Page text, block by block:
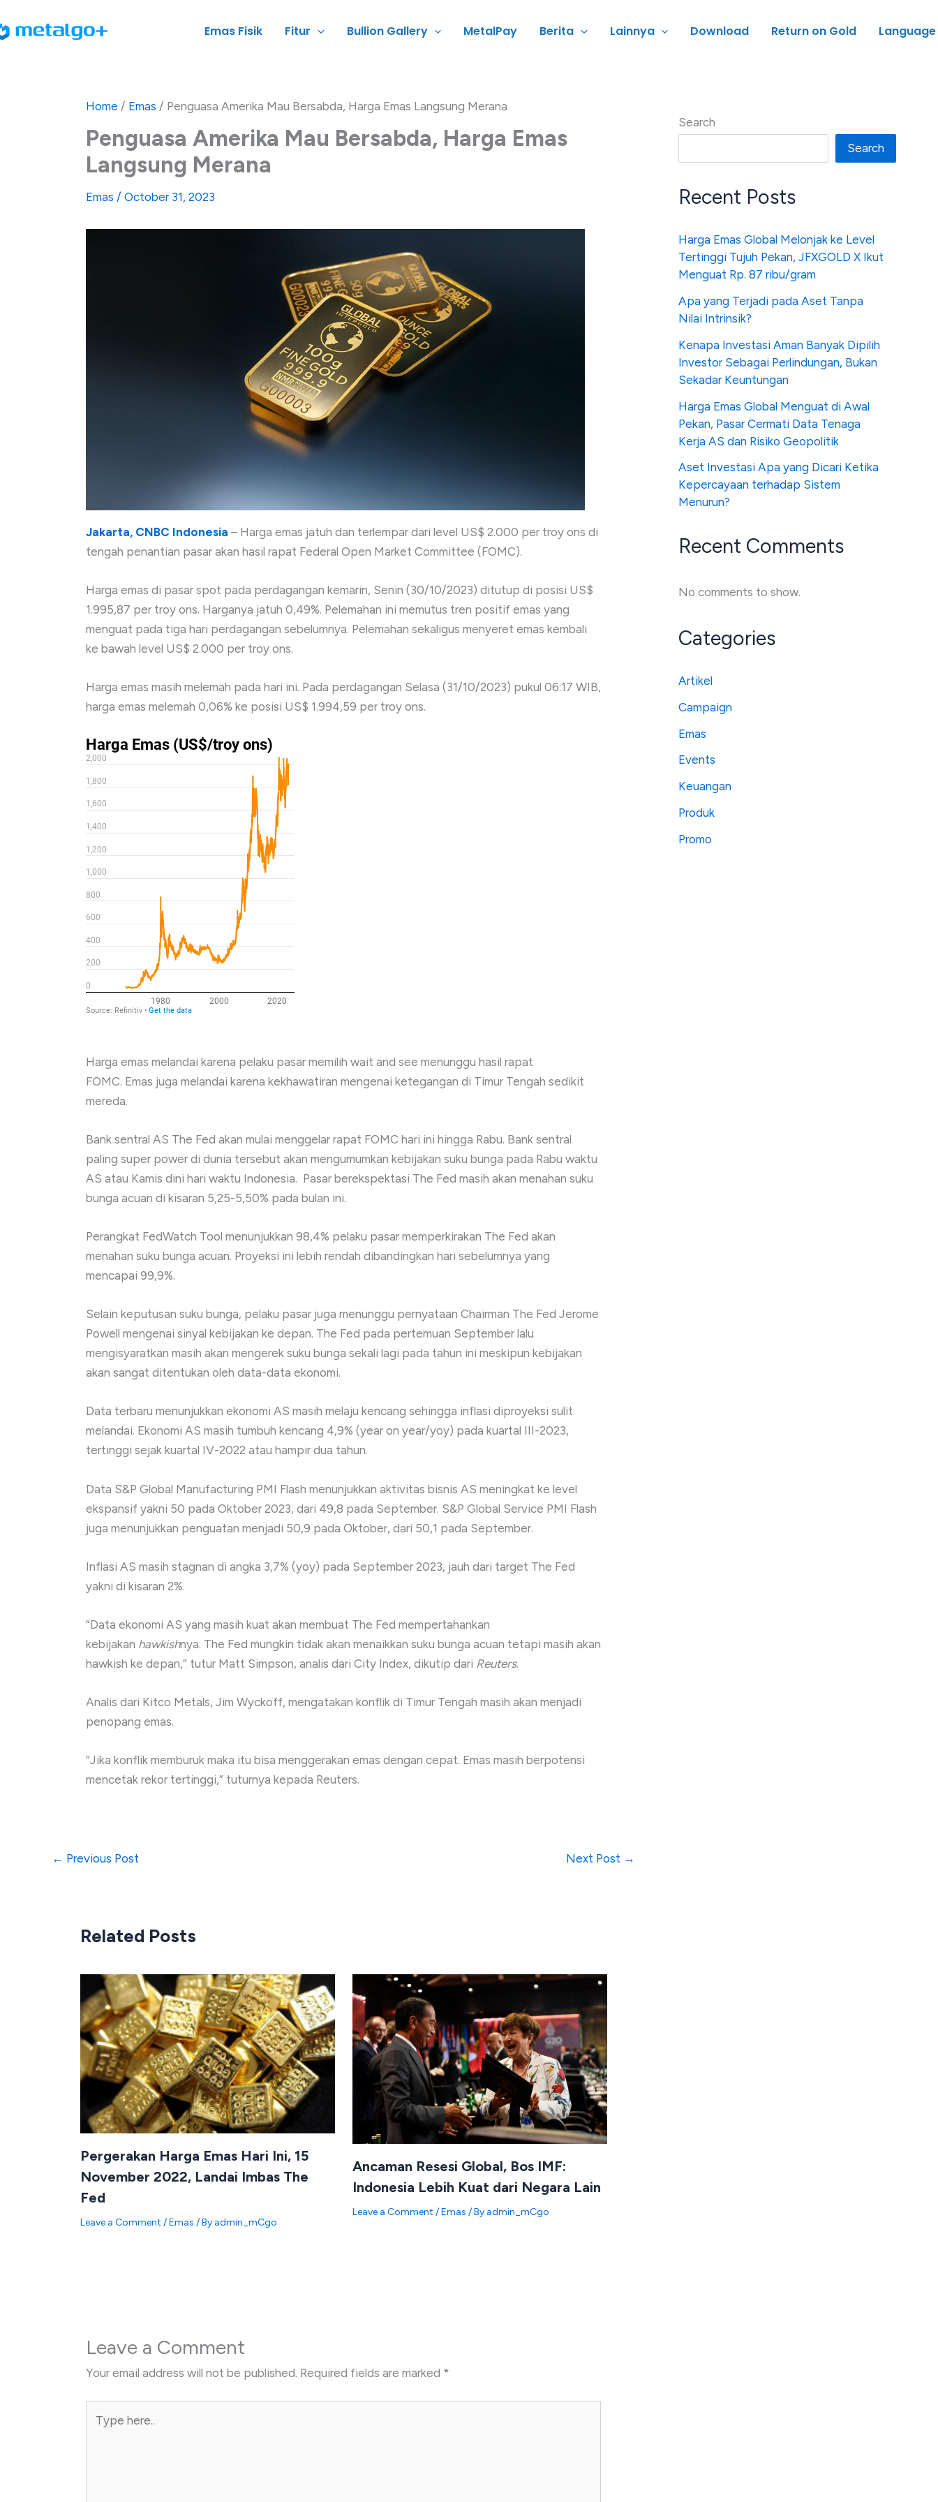
to
Emas Fisik Fitur Bullion Gallery MetalPay Berita Lainnya Download Return on Gold Language
Home / Emas / Penguasa Amerika Mau Bersabda, Harga Emas Langsung Merana
Penguasa Amerika Mau Bersabda, Harga Emas
Langsung Merana
Emas / October 31, 2023
Jakarta, CNBC Indonesia – Harga emas jatuh dan terlempar dari level US$ 2.000 per troy ons di
tengah penantian pasar akan hasil rapat Federal Open Market Committee (FOMC).
Harga emas di pasar spot pada perdagangan kemarin, Senin (30/10/2023) ditutup di posisi US$
1.995,87 per troy ons. Harganya jatuh 0,49%. Pelemahan ini memutus tren positif emas yang
menguat pada tiga hari perdagangan sebelumnya. Pelemahan sekaligus menyeret emas kembali
ke bawah level US$ 2.000 per troy ons.
Harga emas masih melemah pada hari ini. Pada perdagangan Selasa (31/10/2023) pukul 06:17 WIB,
harga emas melemah 0,06% ke posisi US$ 1.994,59 per troy ons.
Harga emas melandai karena pelaku pasar memilih wait and see menunggu hasil rapat
FOMC. Emas juga melandai karena kekhawatiran mengenai ketegangan di Timur Tengah sedikit
mereda.
Bank sentral AS The Fed akan mulai menggelar rapat FOMC hari ini hingga Rabu. Bank sentral
paling super power di dunia tersebut akan mengumumkan kebijakan suku bunga pada Rabu waktu
AS atau Kamis dini hari waktu Indonesia. Pasar berekspektasi The Fed masih akan menahan suku
bunga acuan di kisaran 5,25-5,50% pada bulan ini.
Perangkat FedWatch Tool menunjukkan 98,4% pelaku pasar memperkirakan The Fed akan
menahan suku bunga acuan. Proyeksi ini lebih rendah dibandingkan hari sebelumnya yang
mencapai 99,9%.
Selain keputusan suku bunga, pelaku pasar juga menunggu pernyataan Chairman The Fed Jerome
Powell mengenai sinyal kebijakan ke depan. The Fed pada pertemuan September lalu
mengisyaratkan masih akan mengerek suku bunga sekali lagi pada tahun ini meskipun kebijakan
akan sangat ditentukan oleh data-data ekonomi.
Data terbaru menunjukkan ekonomi AS masih melaju kencang sehingga inflasi diproyeksi sulit
melandai. Ekonomi AS masih tumbuh kencang 4,9% (year on year/yoy) pada kuartal III-2023,
tertinggi sejak kuartal IV-2022 atau hampir dua tahun.
Data S&P Global Manufacturing PMI Flash menunjukkan aktivitas bisnis AS meningkat ke level
ekspansif yakni 50 pada Oktober 2023, dari 49,8 pada September. S&P Global Service PMI Flash
juga menunjukkan penguatan menjadi 50,9 pada Oktober, dari 50,1 pada September.
Inflasi AS masih stagnan di angka 3,7% (yoy) pada September 2023, jauh dari target The Fed
yakni di kisaran 2%.
“Data ekonomi AS yang masih kuat akan membuat The Fed mempertahankan
kebijakan hawkishnya. The Fed mungkin tidak akan menaikkan suku bunga acuan tetapi masih akan
hawkish ke depan,” tutur Matt Simpson, analis dari City Index, dikutip dari Reuters.
Analis dari Kitco Metals, Jim Wyckoff, mengatakan konflik di Timur Tengah masih akan menjadi
penopang emas.
“Jika konflik memburuk maka itu bisa menggerakan emas dengan cepat. Emas masih berpotensi
mencetak rekor tertinggi,” tuturnya kepada Reuters.
← Previous Post Next Post →
Related Posts
Pergerakan Harga Emas Hari Ini, 15
November 2022, Landai Imbas The
Fed
Leave a Comment /Emas / By admin_mCgo
Ancaman Resesi Global, Bos IMF:
Indonesia Lebih Kuat dari Negara Lain
Leave a Comment /Emas / By admin_mCgo
Leave a Comment
Your email address will not be published. Required fields are marked *
here..
Search
Search
Recent Posts
Harga Emas Global Melonjak ke Level
Tertinggi Tujuh Pekan, JFXGOLD X Ikut
Menguat Rp. 87 ribu/gram
Apa yang Terjadi pada Aset Tanpa
Nilai Intrinsik?
Kenapa Investasi Aman Banyak Dipilih
Investor Sebagai Perlindungan, Bukan
Sekadar Keuntungan
Harga Emas Global Menguat di Awal
Pekan, Pasar Cermati Data Tenaga
Kerja AS dan Risiko Geopolitik
Aset Investasi Apa yang Dicari Ketika
Kepercayaan terhadap Sistem
Menurun?
Recent Comments
No comments to show.
Categories
Artikel
Campaign
Emas
Events
Keuangan
Produk
Promo